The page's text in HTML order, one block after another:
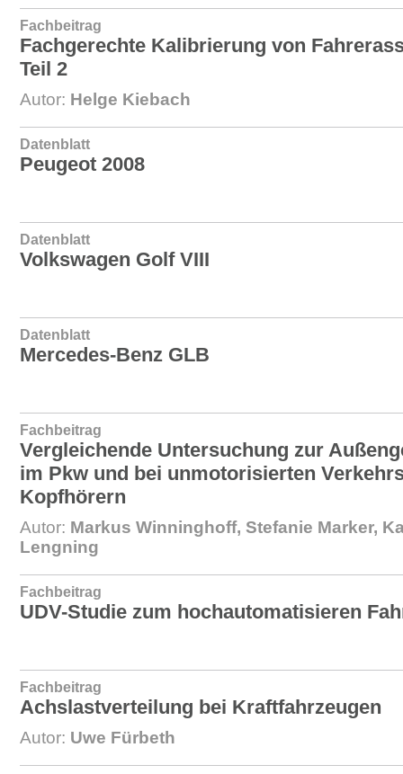
Fachbeitrag
Fachgerechte Kalibrierung von
Teil 2
Autor: Helge Kiebach
Datenblatt
Peugeot 2008
Datenblatt
Volkswagen Golf VIII
Datenblatt
Mercedes-Benz GLB
Fachbeitrag
Vergleichende Untersuchung zur
im Pkw und bei unmotorisierten
Kopfhörern
Autor: Markus Winninghoff, Stefanie Marker,
Lengning
Fachbeitrag
UDV-Studie zum hochautomatisieren
Fachbeitrag
Achslastverteilung bei Kraftfahrzeugen
Autor: Uwe Fürbeth